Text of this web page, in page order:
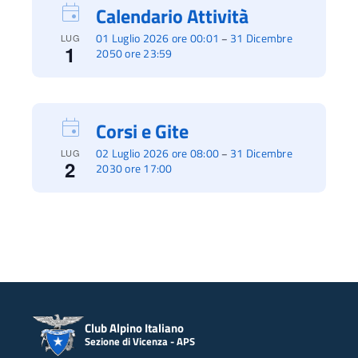
LUG
1
01 Luglio 2026 ore 00:01 – 31 Dicembre
2050 ore 23:59
Calendario Attività
LUG
2
02 Luglio 2026 ore 08:00– 31 Dicembre
2030 ore 17:00
Corsi e Gite
Club Alpino Italiano
Sezione di Vicenza - APS